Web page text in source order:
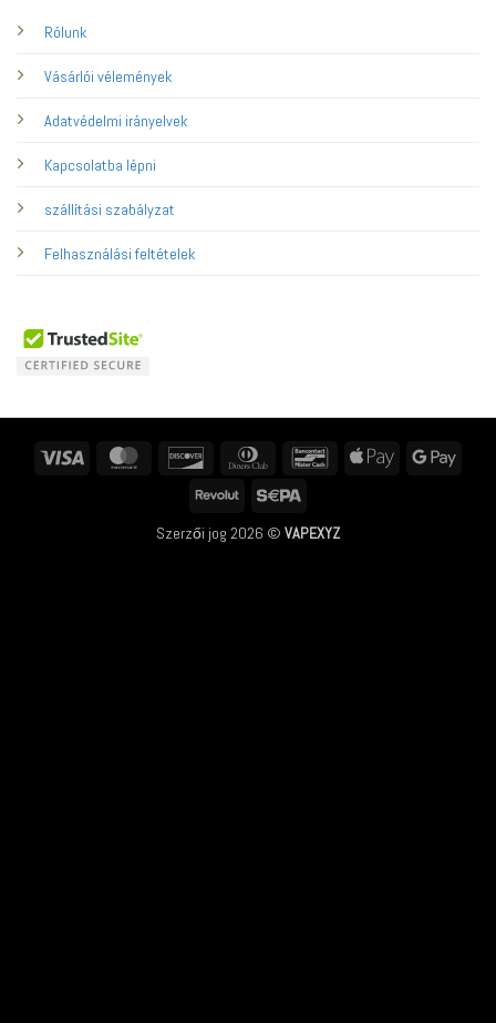
Rólunk
Vásárlói vélemények
Adatvédelmi irányelvek
Kapcsolatba lépni
szállítási szabályzat
Felhasználási feltételek
Visa MasterCard Discover
Dinners
BancontactApple
Revolut
Szerzői jog 2026 © VAPEXYZ